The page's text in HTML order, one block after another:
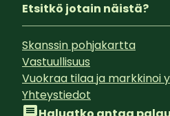
Etsitkö jotain näistä?
Skanssin pohjakartta
Vastuullisuus
Vuokraa tilaa ja markkinoi
Yhteystiedot